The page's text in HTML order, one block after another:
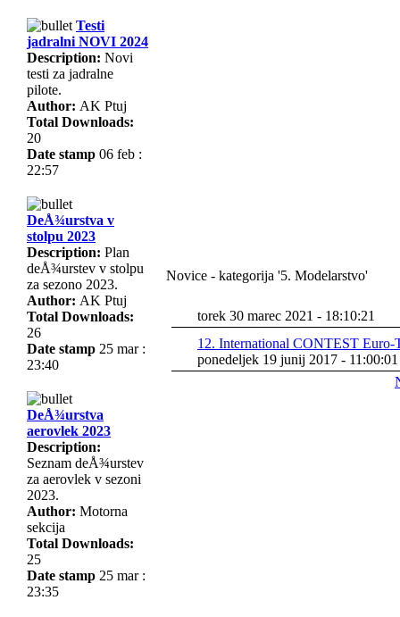
Testi
jadralni NOVI 2024
Description: Novi
testi za jadralne
pilote.
Author: AK Ptuj
Total Downloads:
20
Date stamp 06 feb :
22:57
DeÅ¾urstva v
stolpu 2023
Description: Plan
deÅ¾urstev v stolpu
za sezono 2023.
Author: AK Ptuj
Total Downloads:
26
Date stamp 25 mar :
23:40
DeÅ¾urstva
aerovlek 2023
Description:
Seznam deÅ¾urstev
za aerovlek v sezoni
2023.
Author: Motorna
sekcija
Total Downloads:
25
Date stamp 25 mar :
23:35
Novice - kategorija '5. Modelarstvo'
torek 30 marec 2021 - 18:10:21
12. International CONTEST
ponedeljek 19 junij 2017 - 11:00:01